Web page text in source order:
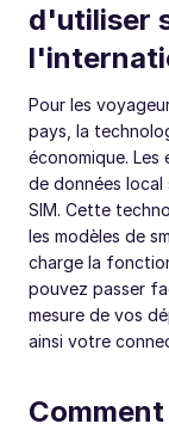
d'utiliser
Pour les
pays, la
économique.
de données
SIM. Cette
les modèles de
charge la
pouvez passer
mesure de vos
ainsi votre